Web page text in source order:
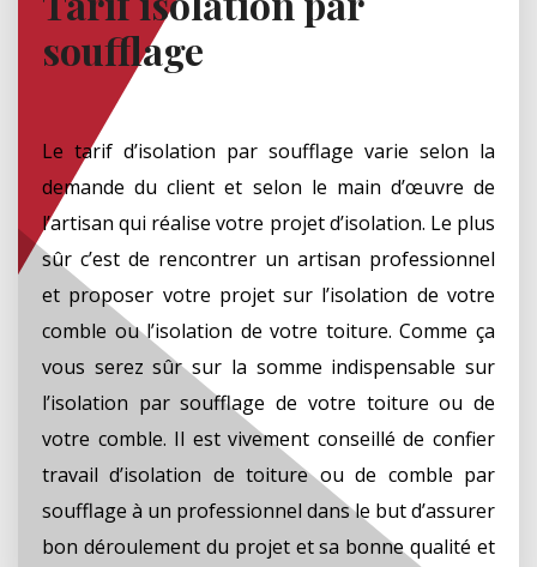
soufflage
Le tarif d’isolation par soufflage varie selon la
demande du client et selon le main d’œuvre de
l’artisan qui réalise votre projet d’isolation. Le plus
sûr c’est de rencontrer un artisan professionnel
et proposer votre projet sur l’isolation de votre
comble ou l’isolation de votre toiture. Comme ça
vous serez sûr sur la somme indispensable sur
l’isolation par soufflage de votre toiture ou de
votre comble. Il est vivement conseillé de confier
travail d’isolation de toiture ou de comble par
soufflage à un professionnel dans le but d’assurer
bon déroulement du projet et sa bonne qualité et